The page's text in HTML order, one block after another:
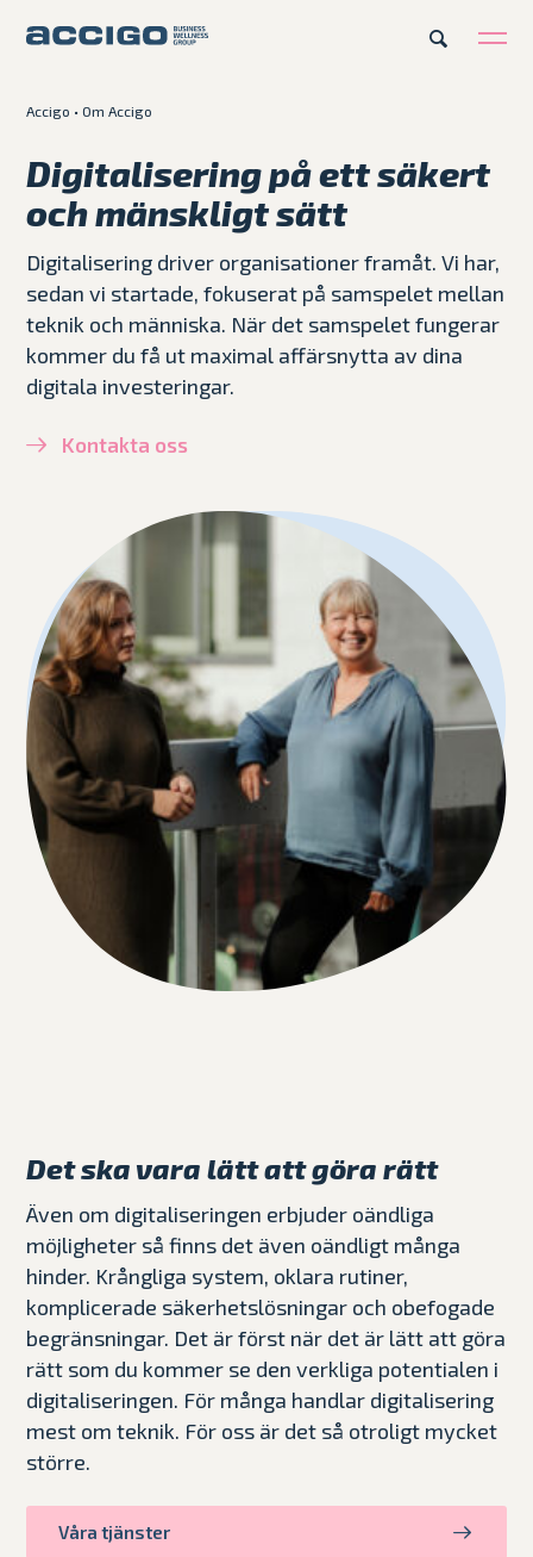
Erbjudande
Plattformar
Kunskapsbank
Accigo •Om Accigo
Digitalisering på ett säkert
och mänskligt sätt
Digitalisering driver organisationer framåt. Vi har,
sedan vi startade, fokuserat på samspelet mellan
teknik och människa. När det samspelet fungerar
kommer du få ut maximal affärsnytta av dina
digitala investeringar.
Kontakta oss
Det ska vara lätt att göra rätt
Även om digitaliseringen erbjuder oändliga
möjligheter så finns det även oändligt många
hinder. Krångliga system, oklara rutiner,
komplicerade säkerhetslösningar och obefogade
begränsningar. Det är först när det är lätt att göra
rätt som du kommer se den verkliga potentialen i
digitaliseringen. För många handlar digitalisering
mest om teknik. För oss är det så otroligt mycket
större.
Våra tjänster